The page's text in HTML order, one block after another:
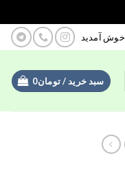
خوش آمدید
سبد خرید /تومان0